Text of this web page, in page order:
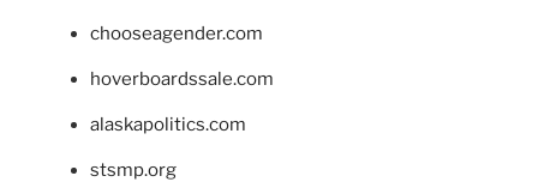
chooseagender.com
hoverboardssale.com
alaskapolitics.com
stsmp.org